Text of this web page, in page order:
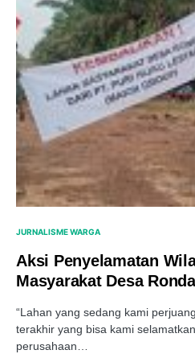
JURNALISME WARGA
Aksi Penyelamatan
Masyarakat Desa
“Lahan yang sedang kami
terakhir yang bisa kami
perusahaan…